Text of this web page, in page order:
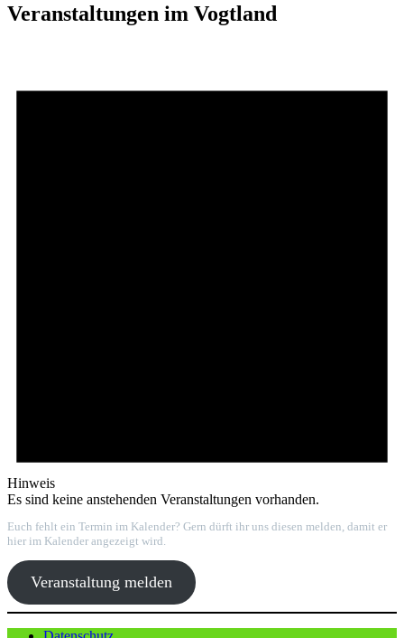
Veranstaltungen im Vogtland
Hinweis
Es sind keine anstehenden Veranstaltungen vorhanden.
Euch fehlt ein Termin im Kalender? Gern dürft ihr uns diesen melden, damit er
hier im Kalender angezeigt wird.
Veranstaltung melden